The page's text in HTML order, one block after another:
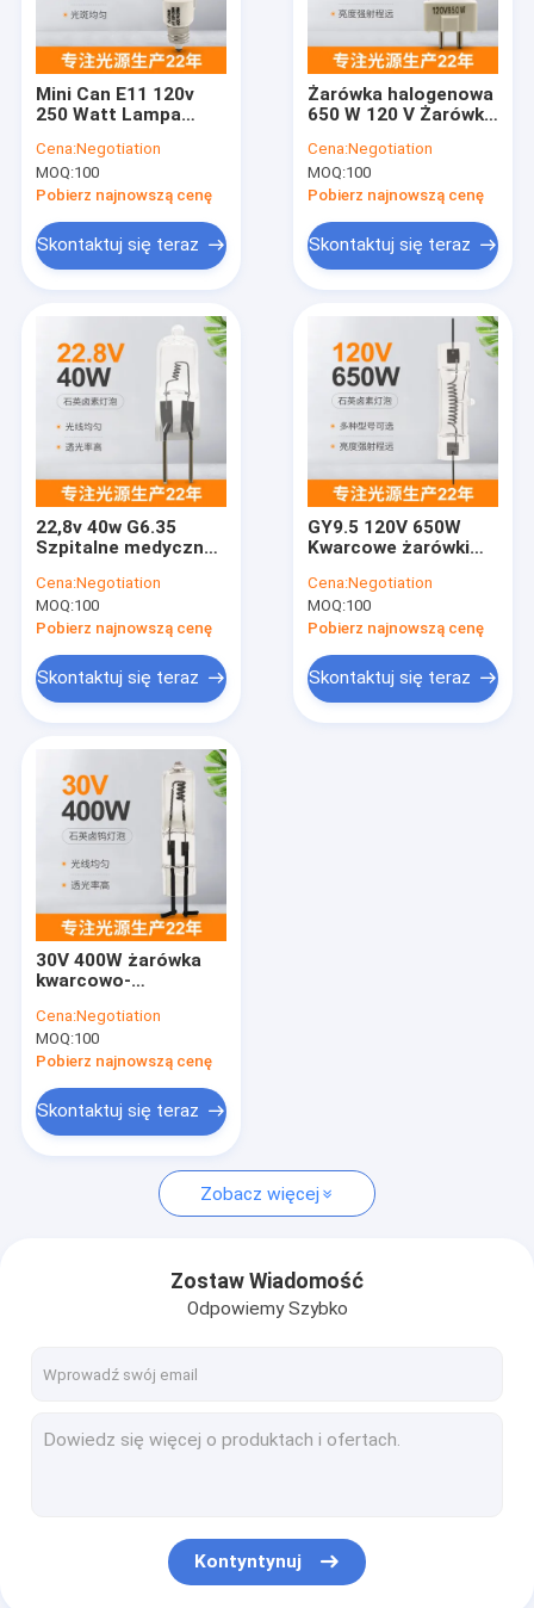
Skontaktuj się z nami
Żarówka kwarcowa na podczerwień
Kwarcowa lampa halogenowa wolframowa
Żarówka halogenowa Bi Pin
1000-watowa lampa kwarcowa
Kwarcowe reflektory halogenowe
Kwarcowa lampa jodowa
Halogenowa lampa optyczna wyświetlacza
Żarówki reflektorów morskich
Żarówki do lamp mikroskopowych
Lampa halogenowa z pojedynczą końcówką
Halogenowa żarówka sceniczna
Żarówka medyczna
Halogenowe lampy liniowe
Mini Can E11 120v
250 Watt Lampa
Ściemniane żarówki
halogenowe
Cena:Negotiation
MOQ:100
Pobierz najnowszą cenę
Skontaktuj się teraz
Żarówka halogenowa
650 W 120 V Żarówka
kwarcowa Zamienna
żarówka Reflektor
Cena:Negotiation
MOQ:100
Pobierz najnowszą cenę
Skontaktuj się teraz
22,8v 40w G6.35
Szpitalne medyczne
3000k 1000 lumenów
Cena:Negotiation
MOQ:100
Pobierz najnowszą cenę
Skontaktuj się teraz
GY9.5 120V 650W
Kwarcowe żarówki
Podwójnie
zakończone 3200k
Średnie wysokie
Cena:Negotiation
MOQ:100
Pobierz najnowszą cenę
Skontaktuj się teraz
30V 400W żarówka
kwarcowo-
wskaźnik oświetlenia
Cena:Negotiation
MOQ:100
Pobierz najnowszą cenę
Skontaktuj się teraz
Zobacz więcej
Zostaw Wiadomość
Odpowiemy Szybko
Kontyntynuj